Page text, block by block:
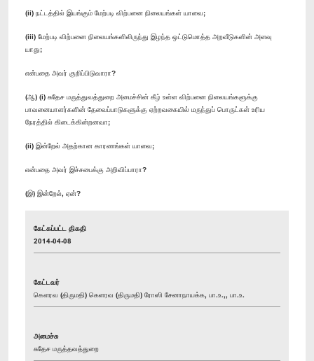
(ii) நட்டத்தில் இயங்கும் மேற்படி விற்பனை நிலையங்கள் யாவை;
(iii) மேற்படி விற்பனை நிலையங்களிலிருந்து இழந்த ஒட்டுமொத்த அறவீடுகளின் அளவு
யாது;
என்பதை அவர் குறிப்பிடுவாரா?
(ஆ) (i) சுதேச மருத்துவத்துறை அமைச்சின் கீழ் உள்ள விற்பனை நிலையங்களுக்கு
பாவனையாளர்களின் தேவைப்பாடுகளுக்கு ஏற்றவகையில் மருந்துப் பொருட்கள் உரிய
நேரத்தில் கிடைக்கின்றனவா;
(ii) இன்றேல் அதற்கான காரணங்கள் யாவை;
என்பதை அவர் இச்சபைக்கு அறிவிப்பாரா?
(இ) இன்றேல், ஏன்?
கேட்கப்பட்ட திகதி
2014-04-08
கேட்டவர்
கௌரவ (திருமதி) கெளரவ (திருமதி) ரோஸி சேனாநாயக்க, பா.உ.,, பா.உ.
அமைச்சு
சுதேச மருத்தவத்துறை